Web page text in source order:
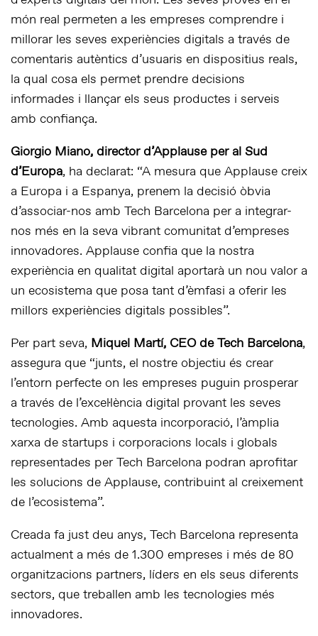
món real permeten a les empreses comprendre i
millorar les seves experiències digitals a través de
comentaris autèntics d’usuaris en dispositius reals,
la qual cosa els permet prendre decisions
informades i llançar els seus productes i serveis
amb confiança.
Giorgio Miano, director d’Applause per al Sud
d’Europa, ha declarat: “A mesura que Applause creix
a Europa i a Espanya, prenem la decisió òbvia
d’associar-nos amb Tech Barcelona per a integrar-
nos més en la seva vibrant comunitat d’empreses
innovadores. Applause confia que la nostra
experiència en qualitat digital aportarà un nou valor a
un ecosistema que posa tant d’èmfasi a oferir les
millors experiències digitals possibles”.
Per part seva, Miquel Martí, CEO de Tech Barcelona,
assegura que “junts, el nostre objectiu és crear
l’entorn perfecte on les empreses puguin prosperar
a través de l’excel·lència digital provant les seves
tecnologies. Amb aquesta incorporació, l’àmplia
xarxa de startups i corporacions locals i globals
representades per Tech Barcelona podran aprofitar
les solucions de Applause, contribuint al creixement
de l’ecosistema”.
Creada fa just deu anys, Tech Barcelona representa
actualment a més de 1.300 empreses i més de 80
organitzacions partners, líders en els seus diferents
sectors, que treballen amb les tecnologies més
innovadores.